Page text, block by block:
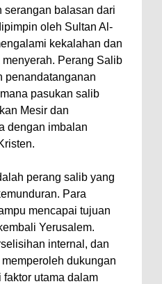
serangan balasan dari
oleh Sultan Al-
kekalahan dan
Perang Salib
penandatanganan
pasukan salib
Mesir dan
dengan imbalan
perang salib yang
Para
mencapai tujuan
Yerusalem.
internal, dan
dukungan
faktor utama dalam